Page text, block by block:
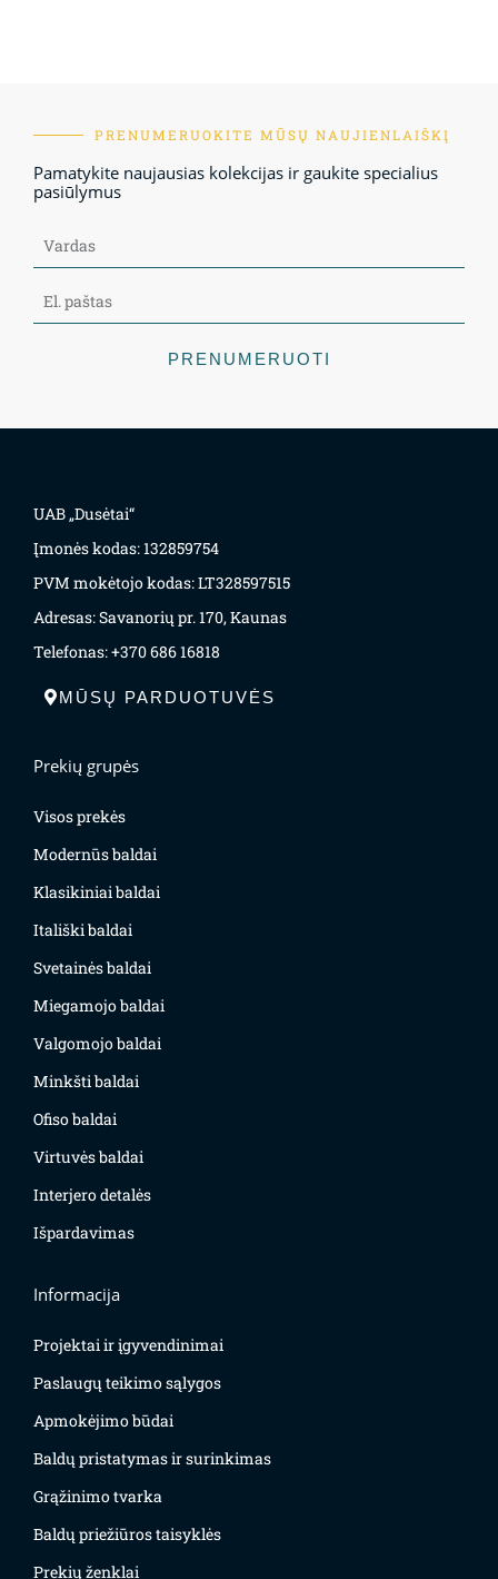
PRENUMERUOKITE MŪSŲ NAUJIENLAIŠKĮ
Pamatykite naujausias kolekcijas ir gaukite specialius
pasiūlymus
PRENUMERUOTI
UAB „Dusėtai“
Įmonės kodas: 132859754
PVM mokėtojo kodas: LT328597515
Adresas: Savanorių pr. 170, Kaunas
Telefonas: +370 686 16818
MŪSŲ PARDUOTUVĖS
Prekių grupės
Visos prekės
Modernūs baldai
Klasikiniai baldai
Itališki baldai
Svetainės baldai
Miegamojo baldai
Valgomojo baldai
Minkšti baldai
Ofiso baldai
Virtuvės baldai
Interjero detalės
Išpardavimas
Informacija
Projektai ir įgyvendinimai
Paslaugų teikimo sąlygos
Apmokėjimo būdai
Baldų pristatymas ir surinkimas
Grąžinimo tvarka
Baldų priežiūros taisyklės
Prekių ženklai